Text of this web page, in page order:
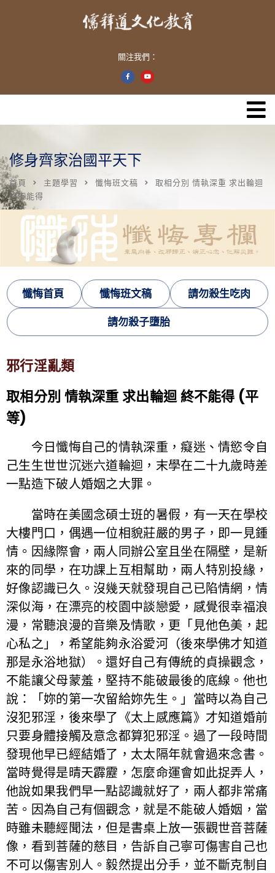
關注我們：
修身齊家治國平天下
首頁 主題學習 懺悔班文稿
取相分別 情執深重 求出輪迴
終不能得
懺悔首頁 懺悔班文稿 請勿殺生吃肉
請勿殺子墮胎
邪行淫亂類
取相分別 情執深重 求出輪迴 終不能得 (平
等)
今日懺悔自己的情執深重，癡迷、情慾令自
己生生世世沉迷六道輪迴，末學在二十九歲時差
一點造下破人婚姻之大罪。
當時在美國念碩士班的暑假，有一天在學校
大樓門口，偶遇一位相貌莊嚴的男子，即一見鍾
情。因緣際會，兩人同辦公室且坐在隔壁，是新
來的同學，在功課上互相幫助，兩人特別投緣，
好像認識已久。沒幾天就發現自己已陷情網，情
深似海，在漂亮的校園中談戀愛，感覺很幸福浪
漫，常聽浪漫的音樂及情歌，更「見他色美，起
心私之」，希望能夠永浴愛河（後來學佛才知道
那是永浴地獄）。還好自己有傳統的貞操觀念，
不能讓父母蒙羞，堅持不能破最後的底線。他也
說：「妳的第一次留給妳先生。」當時以為自己
沒犯邪淫，後來學了《太上感應篇》才知道婚前
只要身體接觸及意念都算犯邪淫。過了一段時間
發現他早已經結婚了，太太隔年就會過來念書。
當時覺得是晴天霹靂，怎麼命運會如此捉弄人，
他說如果我們早一點認識就好了，兩人都非常痛
苦。因為自己有個觀念，就是不能破人婚姻，當
時雖未聽經聞法，但是書桌上放一張觀世音菩薩
像，看到菩薩的慈目，告訴自己寧可傷害自己也
不可以傷害別人。毅然提出分手，並不斷克制自